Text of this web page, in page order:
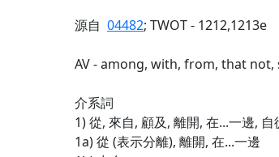
源自 04482; TWOT - 1212,1213e
AV - among, with, from, that not,
介系詞
1) 從, 來自, 顧及, 離開, 在...一邊,
1a) 從 (表示分離), 離開, 在...一邊